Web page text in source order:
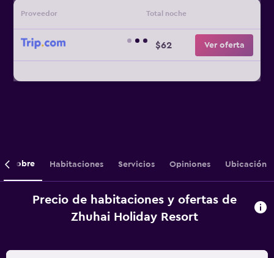
Proveedor Total noche
$62 Ver oferta
Sobre Habitaciones Servicios Opiniones Ubicación
Precio de habitaciones y ofertas de
Zhuhai Holiday Resort